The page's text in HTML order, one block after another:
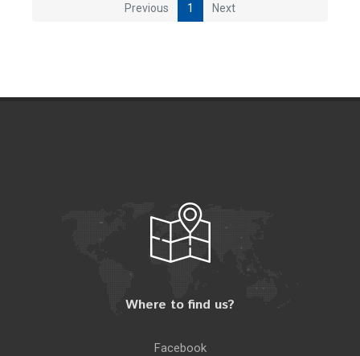
Previous 1 Next
Where to find us?
Facebook